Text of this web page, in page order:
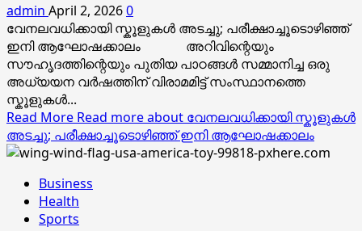
admin April 2, 20260
വേനലവധിക്കായി സ്കൂളുകൾ അടച്ചു; പരീക്ഷാച്ചൂടൊഴിഞ്ഞ്
ഇനി ആഘോഷക്കാലം അറിവിന്റെയും
സൗഹൃദത്തിന്റെയും പുതിയ പാഠങ്ങൾ സമ്മാനിച്ച ഒരു
അധ്യയന വർഷത്തിന് വിരാമമിട്ട് സംസ്ഥാനത്തെ
സ്കൂളുകൾ...
Read More Read more about വേനലവധിക്കായി സ്കൂളുകൾ
അടച്ചു; പരീക്ഷാച്ചൂടൊഴിഞ്ഞ് ഇനി ആഘോഷക്കാലം
Business
Health
Sports